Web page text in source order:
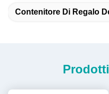
Contenitore Di Regalo